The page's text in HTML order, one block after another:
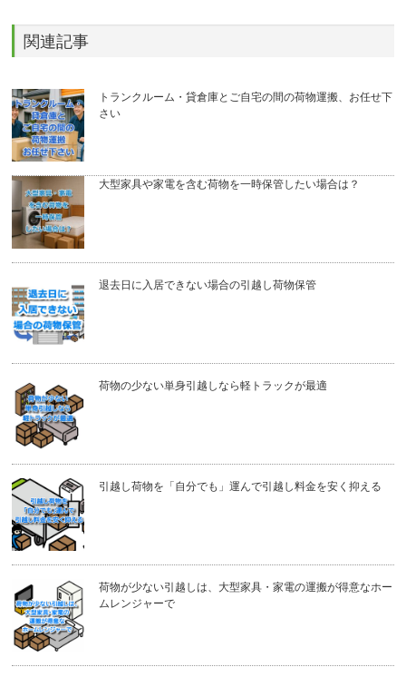
関連記事
トランクルーム・貸倉庫とご自宅の間の荷物運搬、お任せ下
さい
大型家具や家電を含む荷物を一時保管したい場合は？
退去日に入居できない場合の引越し荷物保管
荷物の少ない単身引越しなら軽トラックが最適
引越し荷物を「自分でも」運んで引越し料金を安く抑える
荷物が少ない引越しは、大型家具・家電の運搬が得意なホー
ムレンジャーで